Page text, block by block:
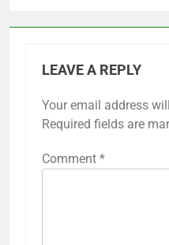
LEAVE A REPLY
Your email address
Required fields are
Comment *